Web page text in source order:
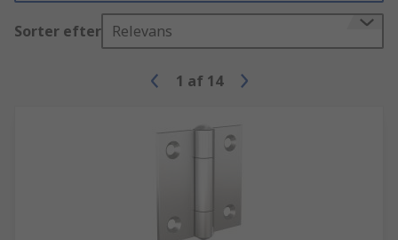
Sorter efter Relevans
1 af 14